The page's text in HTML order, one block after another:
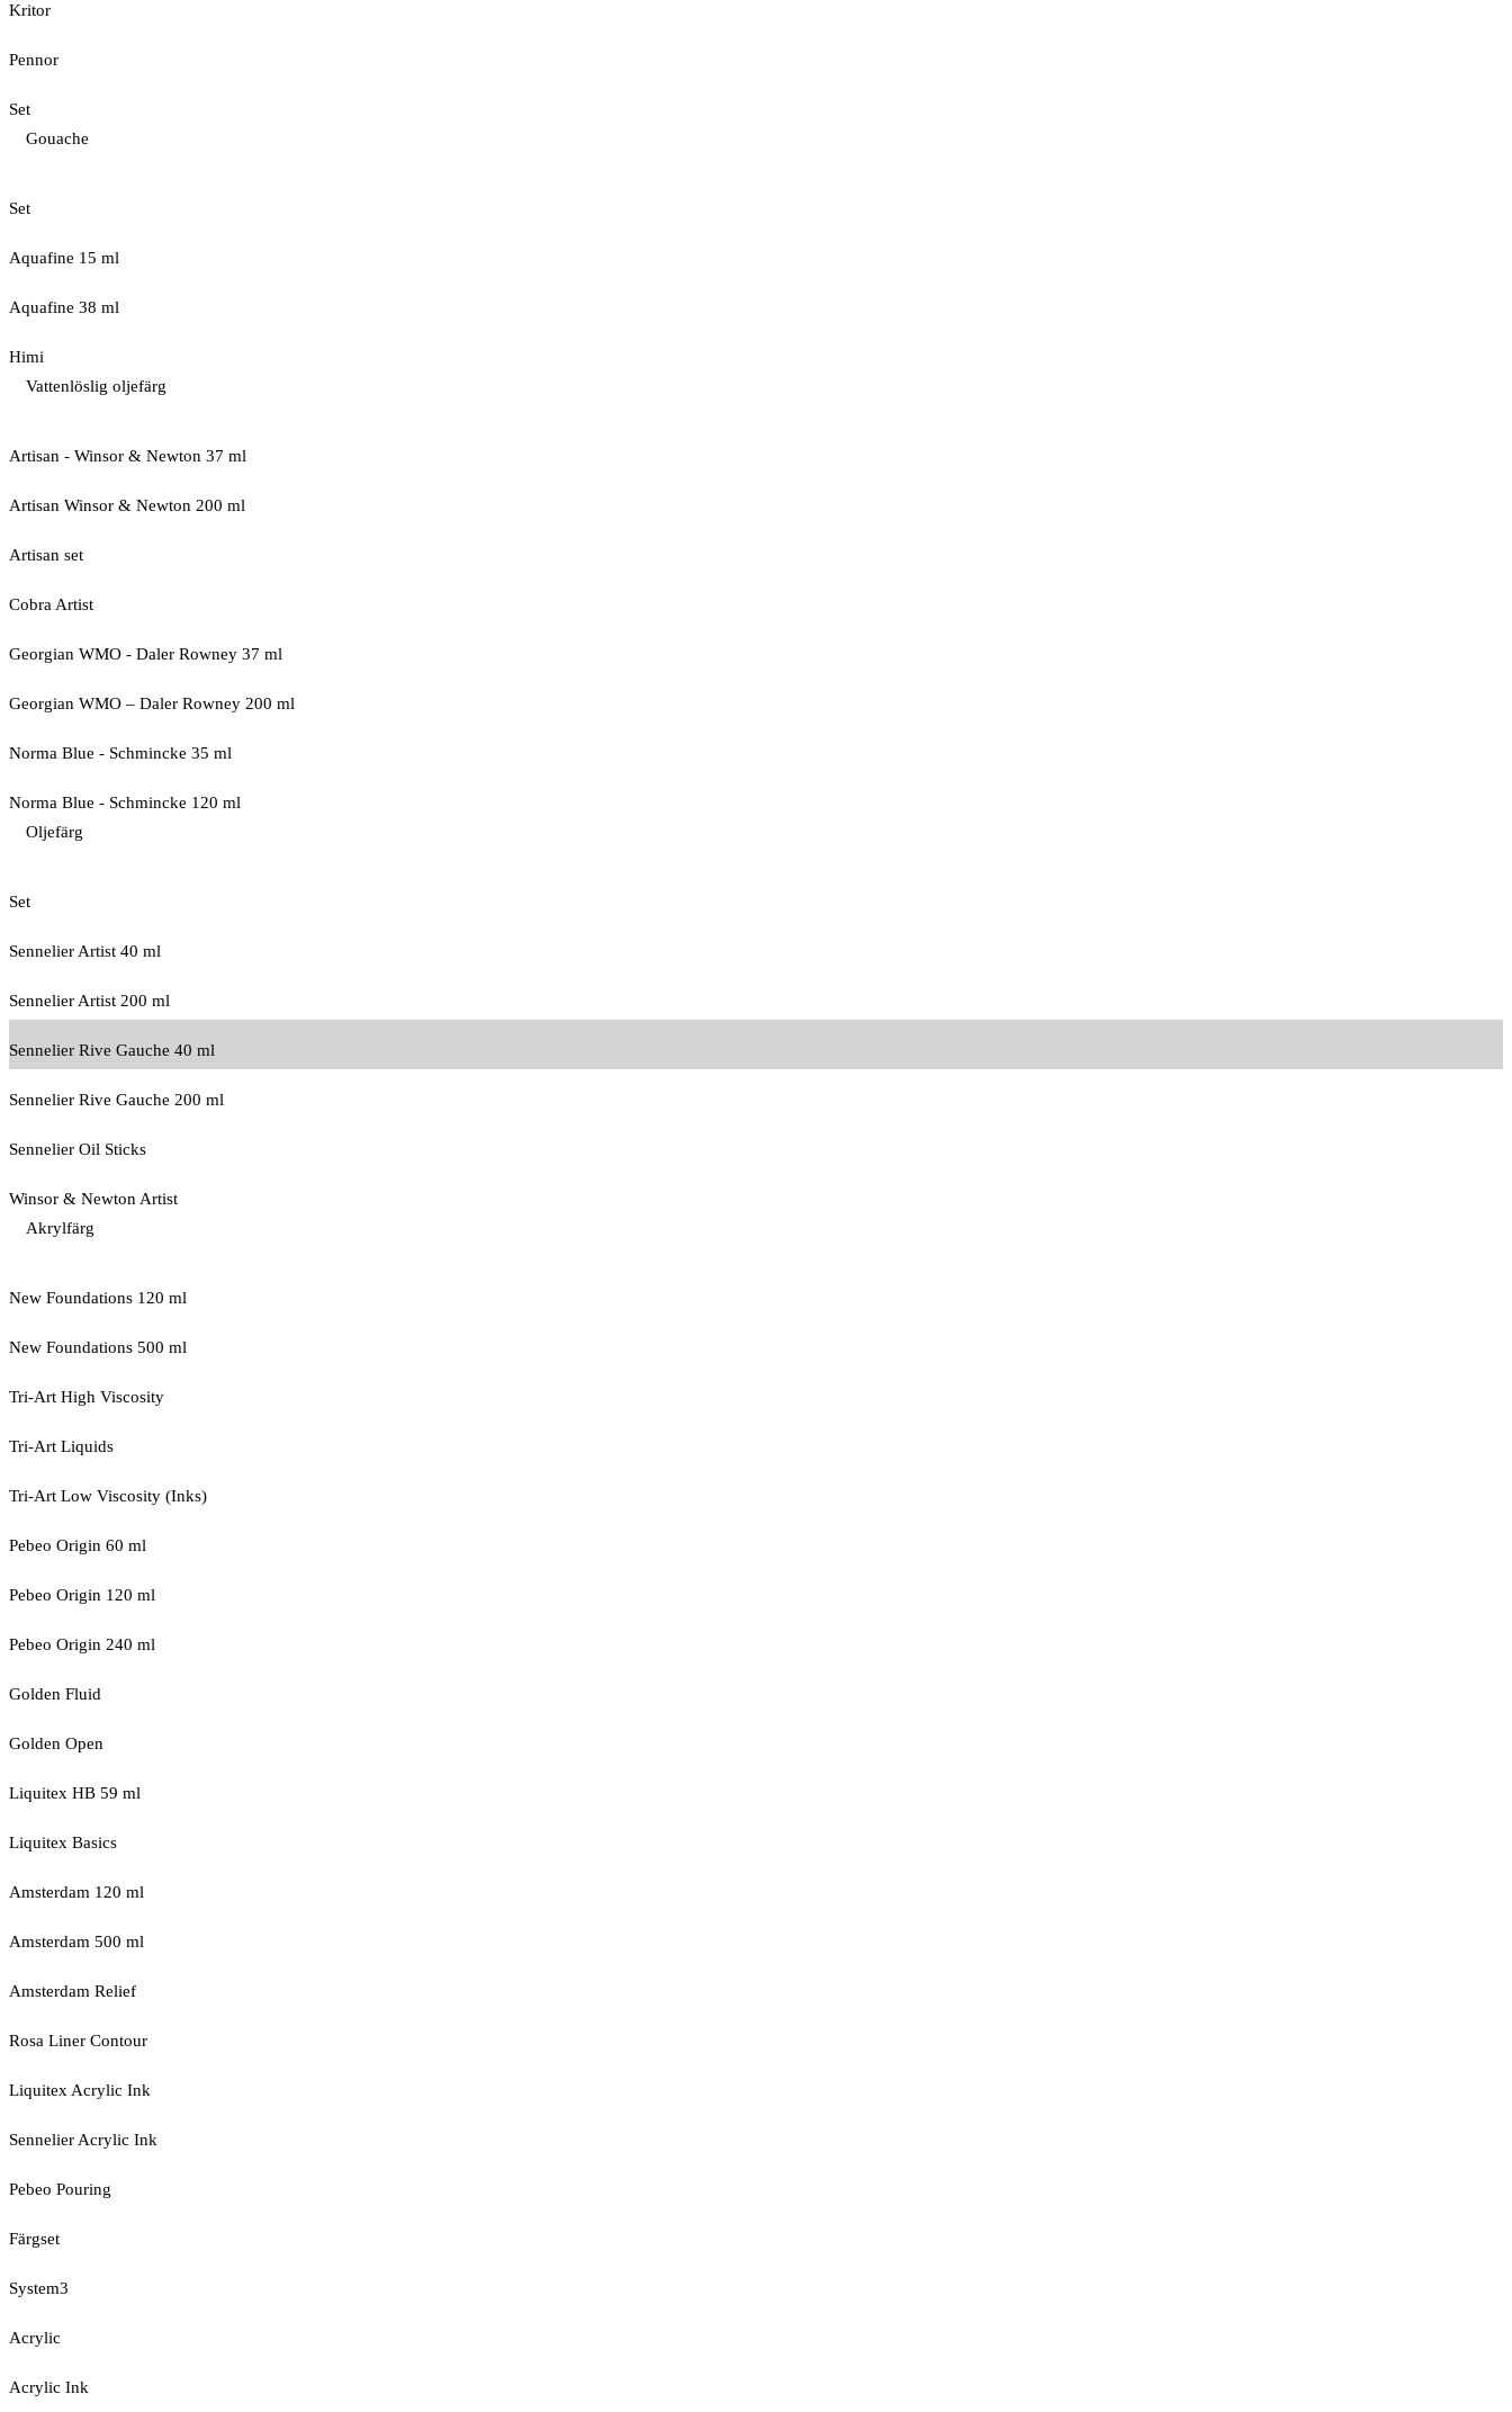
Kritor
Pennor
Set
Gouache
Set
Aquafine 15 ml
Aquafine 38 ml
Himi
Vattenlöslig oljefärg
Artisan - Winsor & Newton 37 ml
Artisan Winsor & Newton 200 ml
Artisan set
Cobra Artist
Georgian WMO - Daler Rowney 37 ml
Georgian WMO – Daler Rowney 200 ml
Norma Blue - Schmincke 35 ml
Norma Blue - Schmincke 120 ml
Oljefärg
Set
Sennelier Artist 40 ml
Sennelier Artist 200 ml
Sennelier Rive Gauche 40 ml
Sennelier Rive Gauche 200 ml
Sennelier Oil Sticks
Winsor & Newton Artist
Akrylfärg
New Foundations 120 ml
New Foundations 500 ml
Tri-Art High Viscosity
Tri-Art Liquids
Tri-Art Low Viscosity (Inks)
Pebeo Origin 60 ml
Pebeo Origin 120 ml
Pebeo Origin 240 ml
Golden Fluid
Golden Open
Liquitex HB 59 ml
Liquitex Basics
Amsterdam 120 ml
Amsterdam 500 ml
Amsterdam Relief
Rosa Liner Contour
Liquitex Acrylic Ink
Sennelier Acrylic Ink
Pebeo Pouring
Färgset
System3
Acrylic
Acrylic Ink